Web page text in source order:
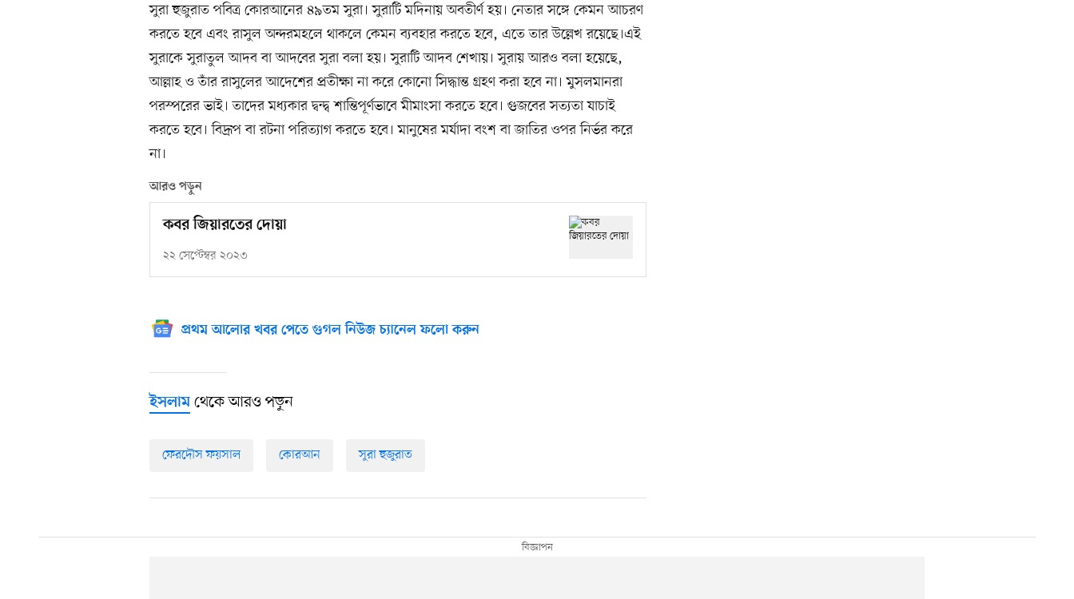
সুরা হুজুরাত পবিত্র কোরআনের ৪৯তম সুরা। সুরাটি মদিনায় অবতীর্ণ হয়। নেতার সঙ্গে কেমন আচরণ
করতে হবে এবং রাসুল অন্দরমহলে থাকলে কেমন ব্যবহার করতে হবে, এতে তার উল্লেখ রয়েছে।এই
সুরাকে সুরাতুল আদব বা আদবের সুরা বলা হয়। সুরাটি আদব শেখায়। সুরায় আরও বলা হয়েছে,
আল্লাহ ও তাঁর রাসুলের আদেশের প্রতীক্ষা না করে কোনো সিদ্ধান্ত গ্রহণ করা হবে না। মুসলমানরা
পরস্পরের ভাই। তাদের মধ্যকার দ্বন্দ্ব শান্তিপূর্ণভাবে মীমাংসা করতে হবে। গুজবের সত্যতা যাচাই
করতে হবে। বিদ্রূপ বা রটনা পরিত্যাগ করতে হবে। মানুষের মর্যাদা বংশ বা জাতির ওপর নির্ভর করে
না।
আরও পড়ুন
কবর জিয়ারতের দোয়া
২২ সেপ্টেম্বর ২০২৩
প্রথম আলোর খবর পেতে গুগল নিউজ চ্যানেল ফলো করুন
ইসলাম থেকে আরও পড়ুন
ফেরদৌস ফয়সাল কোরআন সুরা হুজুরাত